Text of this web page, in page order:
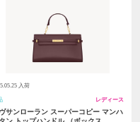
入荷
レディース
サンローラン スーパーコピー マンハ